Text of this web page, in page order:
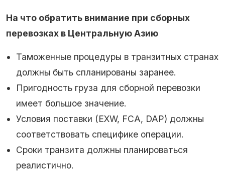
На что обратить внимание при сборных
перевозках в Центральную Азию
Таможенные процедуры в транзитных странах
должны быть спланированы заранее.
Пригодность груза для сборной перевозки
имеет большое значение.
Условия поставки (EXW, FCA, DAP) должны
соответствовать специфике операции.
Сроки транзита должны планироваться
реалистично.